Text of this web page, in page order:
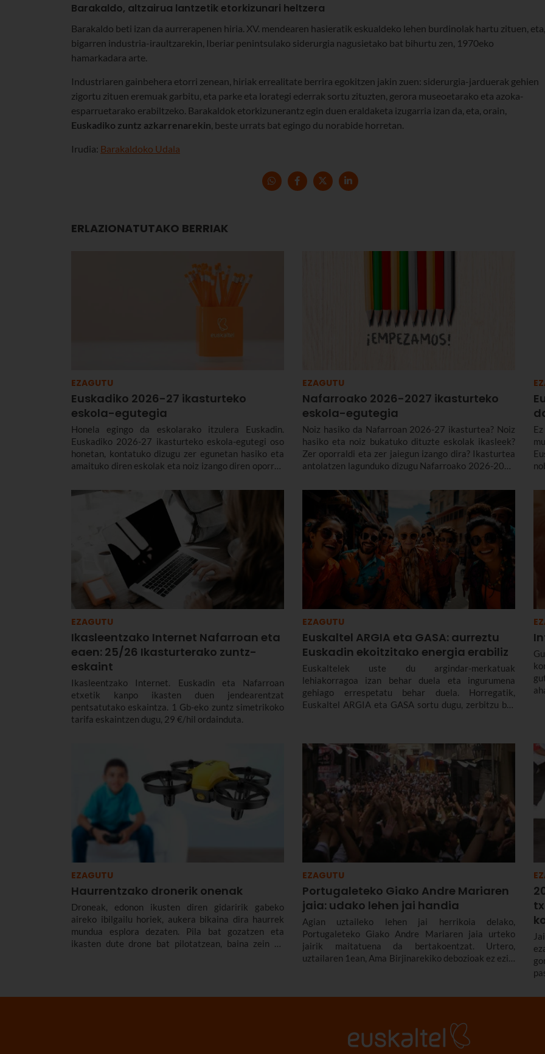
Barakaldo, altzairua lantzetik etorkizunari heltzera
Barakaldo beti izan da aurrerapenen hiria. XV. mendearen hasieratik eskualdeko lehen burdinolak hartu zituen, eta,
bigarren industria-iraultzarekin, Iberiar penintsulako siderurgia nagusietako bat bihurtu zen, 1970eko
hamarkadara arte.
Industriaren gainbehera etorri zenean, hiriak errealitate berrira egokitzen jakin zuen: siderurgia-jarduerak gehien
zigortu zituen eremuak garbitu, eta parke eta lorategi ederrak sortu zituzten, gerora museoetarako eta azoka-
esparruetarako erabiltzeko. Barakaldok etorkizunerantz egin duen eraldaketa izugarria izan da, eta, orain,
Euskadiko zuntz azkarrenarekin , beste urrats bat egingo du norabide horretan.
Irudia: Barakaldoko Udala
ERLAZIONATUTAKO BERRIAK
EZAGUTU
Euskadiko 2026-27 ikasturteko
eskola-egutegia
Honela egingo da eskolarako itzulera Euskadin.
Euskadiko 2026-27 ikasturteko eskola-egutegi oso
honetan, kontatuko dizugu zer egunetan hasiko eta
amaituko diren eskolak eta noiz izango diren oporrak
Lehen Hezkuntza, DBH, Batxilergoa eta LH).
EZAGUTU
Nafarroako 2026-2027 ikasturteko
eskola-egutegia
Noiz hasiko da Nafarroan 2026-27 ikasturtea? Noiz
hasiko eta noiz bukatuko dituzte eskolak ikasleek?
Zer oporraldi eta zer jaiegun izango dira? Ikasturtea
antolatzen lagunduko dizugu Nafarroako 2026-2027
Lehen Hezkuntzako, DBHko, Batxilergoko eta LHko
egutegiarekin.
EZAGUTU
Ikasleentzako Internet Nafarroan eta
eaen: 25/26 Ikasturterako zuntz-
eskaint
Ikasleentzako Internet. Euskadin eta Nafarroan
etxetik kanpo ikasten duen jendearentzat
pentsatutako eskaintza. 1 Gb-eko zuntz simetrikoko
tarifa eskaintzen dugu, 29 €/hil ordainduta.
EZAGUTU
Euskaltel ARGIA eta GASA: aurreztu
Euskadin ekoitzitako energia erabiliz
Euskaltelek uste du argindar-merkatuak
lehiakorragoa izan behar duela eta ingurumena
gehiago errespetatu behar duela. Horregatik,
Euskaltel ARGIA eta GASA sortu dugu, zerbitzu bat
jasangarritasunari uko egin gabe. Eta, gainera,
Euskaltelen bezeroek deskontua dute
EZAGUTU
Haurrentzako dronerik onenak
Droneak, edonon ikusten diren gidaririk gabeko
aireko ibilgailu horiek, aukera bikaina dira haurrek
mundua esplora dezaten. Pila bat gozatzen eta
ikasten dute drone bat pilotatzean, baina zein da
EZAGUTU
Portugaleteko Giako Andre Mariaren
jaia: udako lehen jai handia
Agian uztaileko lehen jai herrikoia delako,
Portugaleteko Giako Andre Mariaren jaia urteko
jairik maitatuena da bertakoentzat. Urtero,
uztailaren 1ean, Ama Birjinarekiko debozioak ez ezik,